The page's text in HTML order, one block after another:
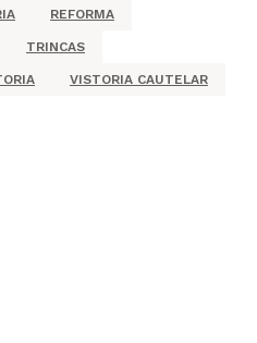
REFORMA
TRINCAS
VISTORIA CAUTELAR